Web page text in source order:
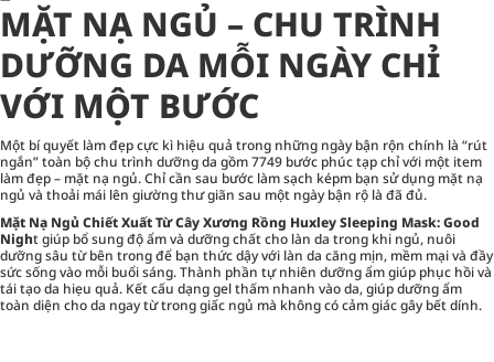
MẶT NẠ NGỦ – CHU TRÌNH
DƯỠNG DA MỖI NGÀY CHỈ
VỚI MỘT BƯỚC
Một bí quyết làm đẹp cực kì hiệu quả trong những ngày bận rộn chính là “rút
ngắn” toàn bộ chu trình dưỡng da gồm 7749 bước phúc tạp chỉ với một item
làm đẹp – mặt nạ ngủ. Chỉ cần sau bước làm sạch képm bạn sử dụng mặt nạ
ngủ và thoải mái lên giường thư giãn sau một ngày bận rộ là đã đủ.
Mặt Nạ Ngủ Chiết Xuất Từ Cây Xương Rồng Huxley Sleeping Mask: Good
Night giúp bổ sung độ ẩm và dưỡng chất cho làn da trong khi ngủ, nuôi
dưỡng sâu từ bên trong để bạn thức dậy với làn da căng mịn, mềm mại và đầy
sức sống vào mỗi buổi sáng. Thành phần tự nhiên dưỡng ẩm giúp phục hồi và
tái tạo da hiẹu quả. Kết cấu dạng gel thấm nhanh vào da, giúp dưỡng ẩm
toàn diện cho da ngay từ trong giấc ngủ mà không có cảm giác gây bết dính.